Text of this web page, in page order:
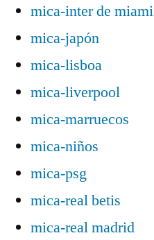
mica-inter de miami
mica-japón
mica-lisboa
mica-liverpool
mica-marruecos
mica-niños
mica-psg
mica-real betis
mica-real madrid